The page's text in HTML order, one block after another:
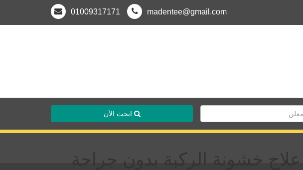
madentee@gmail.com
01009317171
ابحث الأن